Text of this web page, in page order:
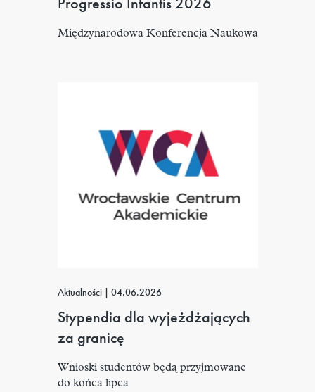
Międzynarodowa Konferencja Naukowa
Aktualności | 04.06.2026
Stypendia dla wyjeżdżających
za granicę
Wnioski studentów będą przyjmowane
do końca lipca